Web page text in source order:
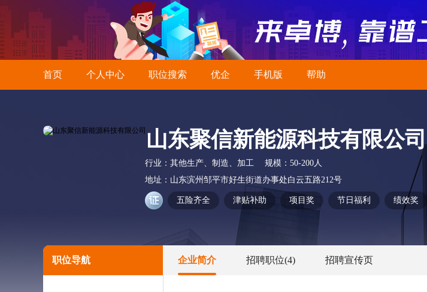
首页 个人中心 职位搜索 优企 手机版 帮助
山东聚信新能源科技有限公司
行业： 其他生产、制造、加工 规模： 50-200人
地址： 山东滨州邹平市好生街道办事处白云五路212号
五险齐全 津贴补助 项目奖 节日福利 绩效奖
职位导航 企业简介 招聘职位(4) 招聘宣传页